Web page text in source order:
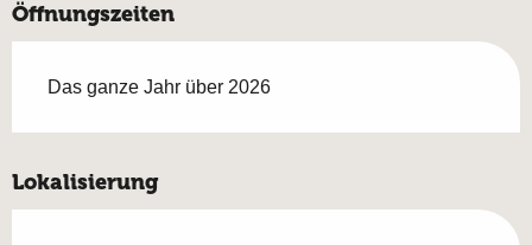
Öffnungszeiten
Das ganze Jahr über 2026
Lokalisierung